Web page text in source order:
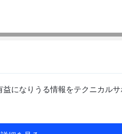
になりうる情報をテクニカル